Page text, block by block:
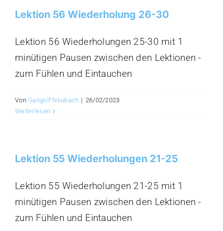
Lektion 56 Wiederholung 26-30
Lektion 56 Wiederholungen 25-30 mit 1
minütigen Pausen zwischen den Lektionen -
zum Fühlen und Eintauchen
Von Gangolf Neubach | 26/02/2023
Weiterlesen
Lektion 55 Wiederholungen 21-25
Lektion 55 Wiederholungen 21-25 mit 1
minütigen Pausen zwischen den Lektionen -
zum Fühlen und Eintauchen